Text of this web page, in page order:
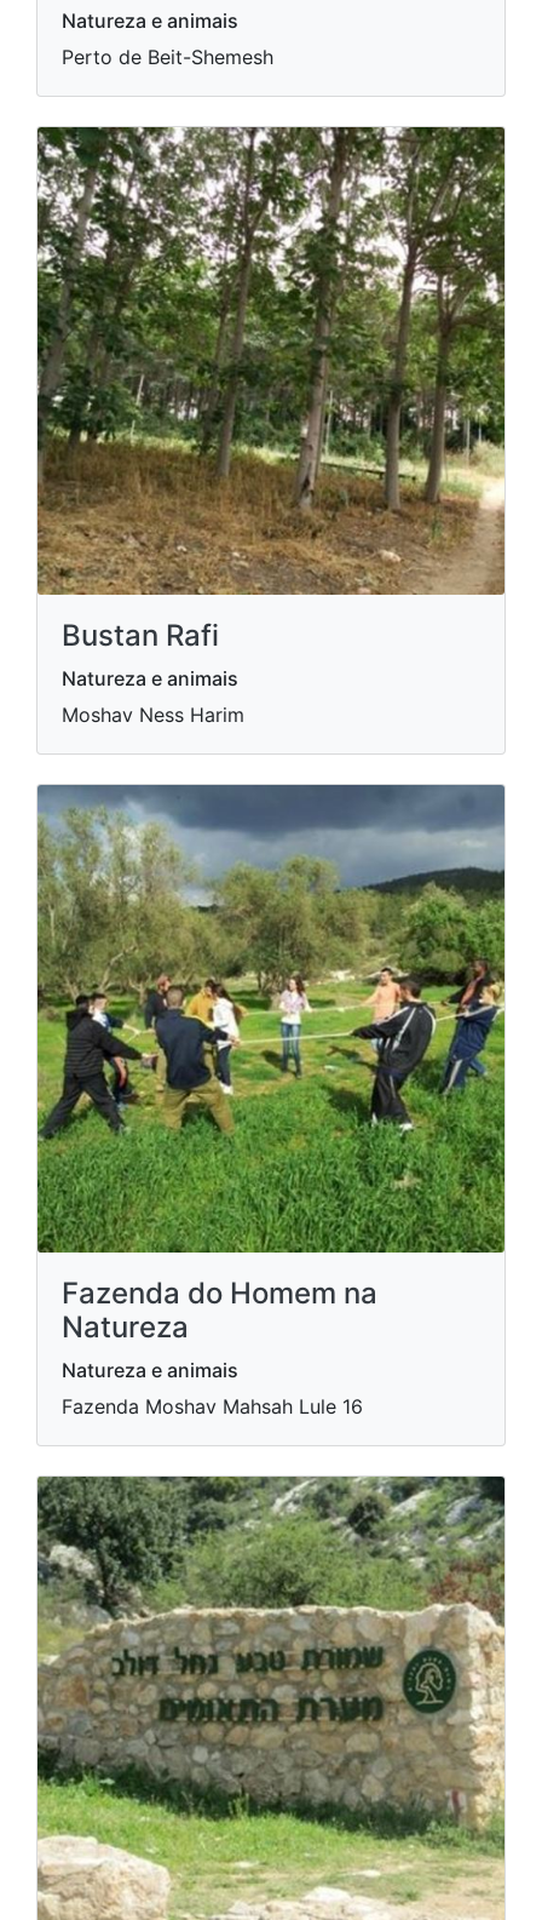
Natureza e animais
Perto de Beit-Shemesh
Bustan Rafi
Natureza e animais
Moshav Ness Harim
Fazenda do Homem na
Natureza
Natureza e animais
Fazenda Moshav Mahsah Lule 16